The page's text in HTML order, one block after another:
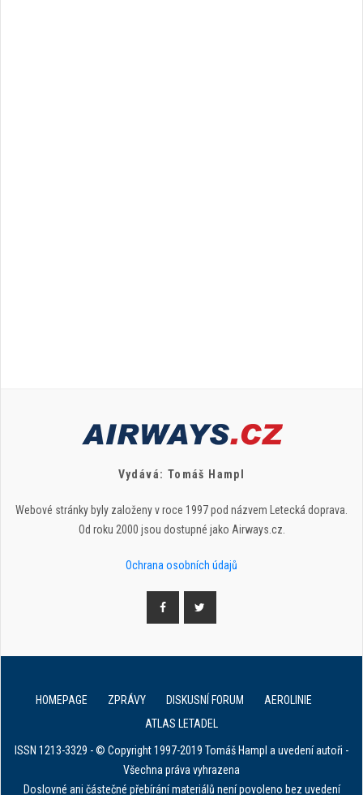
Vydává: Tomáš Hampl
Webové stránky byly založeny v roce 1997 pod názvem Letecká doprava.
Od roku 2000 jsou dostupné jako Airways.cz.
Ochrana osobních údajů
HOMEPAGE ZPRÁVY DISKUSNÍ FORUM
AEROLINIE
ATLAS LETADEL
ISSN 1213-3329 - © Copyright 1997-2019 Tomáš Hampl a uvedení autoři -
Všechna práva vyhrazena
Doslovné ani částečné přebírání materiálů není povoleno bez uvedení